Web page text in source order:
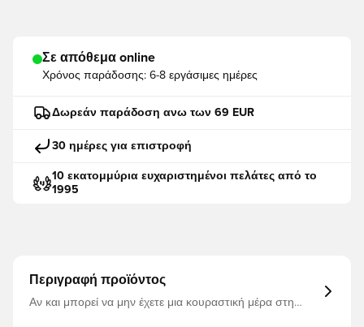
Σε απόθεμα online
Χρόνος παράδοσης: 6-8 εργάσιμες ημέρες
Δωρεάν παράδοση ανω των 69 EUR
30 ημέρες για επιστροφή
10 εκατομμύρια ευχαριστημένοι πελάτες από το
1995
Περιγραφή προϊόντος
Αν και μπορεί να μην έχετε μια κουραστική μέρα στη